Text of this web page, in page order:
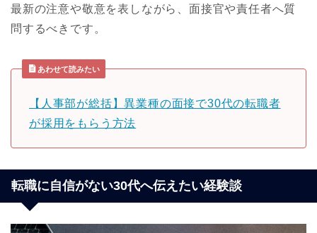
最新の注意や敬意を表しながら、面接官や責任者へ質
問するべきです。
あわせて読みたい
【人事部が総括】異業種の面接で30代の転職者
が採用をもらう方法
転職に自信がない30代へ伝えたい経験談